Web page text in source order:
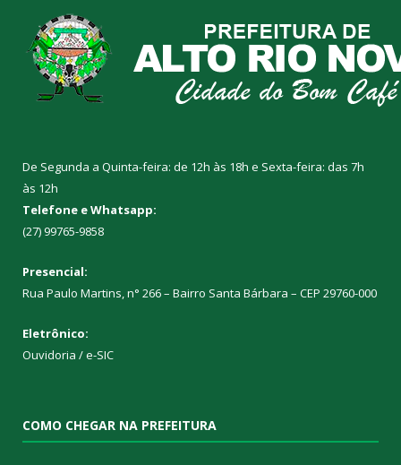
De Segunda a Quinta-feira: de 12h às 18h e Sexta-feira: das 7h
às 12h
Telefone e Whatsapp:
(27) 99765-9858
Presencial:
Rua Paulo Martins, n° 266 – Bairro Santa Bárbara – CEP 29760-000
Eletrônico:
Ouvidoria /e-SIC
COMO CHEGAR NA PREFEITURA